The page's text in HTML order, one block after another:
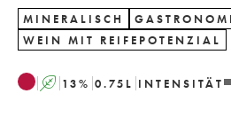
MINERALISCH
WEIN MIT REIFEPOTENZIAL
A 13% 0.75 L INTENSITÄT